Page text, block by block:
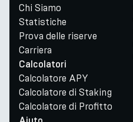
Chi Siamo
Statistiche
Prova delle riserve
Carriera
Calcolatori
Calcolatore APY
Calcolatore di Staking
Calcolatore di Profitto